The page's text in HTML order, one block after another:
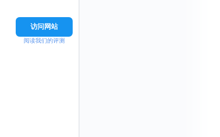
访问网站
阅读我们的评测